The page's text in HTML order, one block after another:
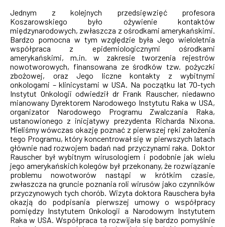
Jednym z kolejnych przedsięwzięć profesora
Koszarowskiego było ożywienie kontaktów
międzynarodowych, zwłaszcza z ośrodkami amerykańskimi.
Bardzo pomocna w tym względzie była Jego wieloletnia
współpraca z epidemiologicznymi ośrodkami
amerykańskimi, m.in. w zakresie tworzenia rejestrów
nowotworowych, finansowana ze środków tzw. pożyczki
zbożowej, oraz Jego liczne kontakty z wybitnymi
onkologami – klinicystami w USA. Na początku lat 70-tych
Instytut Onkologii odwiedził dr Frank Rauscher, niedawno
mianowany Dyrektorem Narodowego Instytutu Raka w USA,
organizator Narodowego Programu Zwalczania Raka,
ustanowionego z inicjatywy prezydenta Richarda Nixona.
Mieliśmy wówczas okazję poznać z pierwszej ręki założenia
tego Programu, który koncentrował się w pierwszych latach
głównie nad rozwojem badań nad przyczynami raka. Doktor
Rauscher był wybitnym wirusologiem i podobnie jak wielu
jego amerykańskich kolegów był przekonany, że rozwiązanie
problemu nowotworów nastąpi w krótkim czasie,
zwłaszcza na gruncie poznania roli wirusów jako czynników
przyczynowych tych chorób. Wizyta doktora Rauschera była
okazją do podpisania pierwszej umowy o współpracy
pomiędzy Instytutem Onkologii a Narodowym Instytutem
Raka w USA. Współpraca ta rozwijała się bardzo pomyślnie